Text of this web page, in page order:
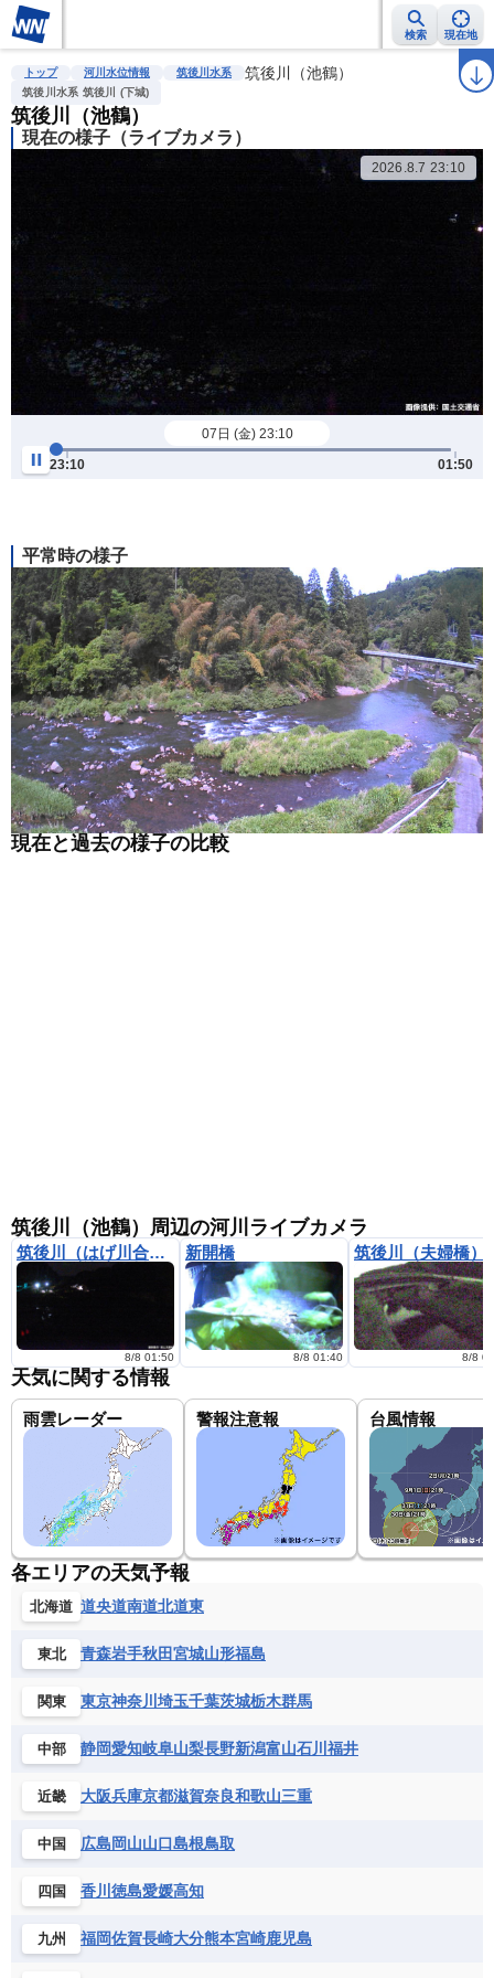
検索 現在地
雨雲レーダー 台風情報 地震情報 警報・注意報 ラ
トップ 河川水位情報 筑後川水系 筑後川（池鶴）
筑後川水系 筑後川 (下城)
筑後川（池鶴）
現在の様子（ライブカメラ）
2026.8.7 23:10
07日 (金) 23:10
23:10
01:50
平常時の様子
現在と過去の様子の比較
筑後川（池鶴）周辺の河川ライブカメラ
筑後川（はげ川合流点）
8/8 01:50
新開橋
8/8 01:40
筑後川（夫婦橋）
8/8
天気に関する情報
雨雲レーダー 警報注意報 台風情報
各エリアの天気予報
北海道 道央道南道北道東
東北 青森岩手秋田宮城山形福島
関東 東京神奈川 埼玉千葉茨城栃木群馬
中部 静岡愛知岐阜山梨長野新潟富山石川 福井
近畿 大阪兵庫京都滋賀奈良和歌山三重
中国 広島岡山山口島根鳥取
四国 香川 徳島愛媛高知
九州 福岡佐賀長崎大分熊本宮崎鹿児島